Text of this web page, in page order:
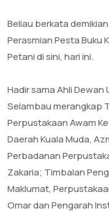
‎Beliau berkata
Perasmian Pesta Buku
Petani di sini, hari ini.
‎Hadir sama Ahli Dewan
Selambau merangkap
Perpustakaan Awam
Daerah Kuala Muda,
Perbadanan
Zakaria; Timbalan
Maklumat,
Omar dan Pengarah